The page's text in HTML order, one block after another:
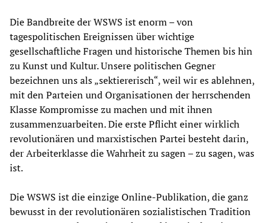
Die Bandbreite der WSWS ist enorm – von
tagespolitischen Ereignissen über wichtige
gesellschaftliche Fragen und historische Themen bis hin
zu Kunst und Kultur. Unsere politischen Gegner
bezeichnen uns als „sektiererisch“, weil wir es ablehnen,
mit den Parteien und Organisationen der herrschenden
Klasse Kompromisse zu machen und mit ihnen
zusammenzuarbeiten. Die erste Pflicht einer wirklich
revolutionären und marxistischen Partei besteht darin,
der Arbeiterklasse die Wahrheit zu sagen – zu sagen, was
ist.
Die WSWS ist die einzige Online-Publikation, die ganz
bewusst in der revolutionären sozialistischen Tradition